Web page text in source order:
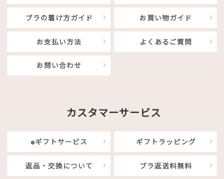
ブラの着け方ガイド お買い物ガイド
お支払い方法 よくあるご質問
お問い合わせ
カスタマーサービス
eギフトサービス ギフトラッピング
返品・交換について ブラ返送料無料